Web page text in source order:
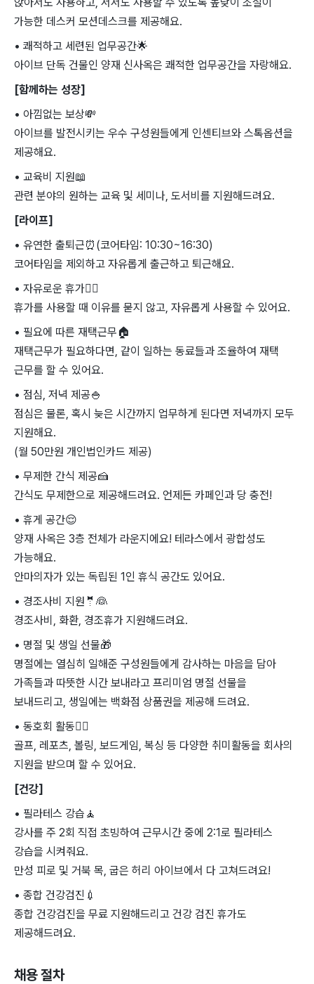
가능한 데스커 모션데스크를 제공해요.
• 쾌적하고 세련된 업무공간🌟
아이브 단독 건물인 양재 신사옥은 쾌적한 업무공간을 자랑해요.
[함께하는 성장]
• 아낌없는 보상💸
아이브를 발전시키는 우수 구성원들에게 인센티브와 스톡옵션을
제공해요.
• 교육비 지원📖
관련 분야의 원하는 교육 및 세미나, 도서비를 지원해드려요.
[라이프]
• 유연한 출퇴근⏰ (코어타임: 10:30~16:30)
코어타임을 제외하고 자유롭게 출근하고 퇴근해요.
• 자유로운 휴가🏄‍♀
휴가를 사용할 때 이유를 묻지 않고, 자유롭게 사용할 수 있어요.
• 필요에 따른 재택근무 🏠
재택근무가 필요하다면, 같이 일하는 동료들과 조율하여 재택
근무를 할 수 있어요.
• 점심, 저녁 제공🍚
점심은 물론, 혹시 늦은 시간까지 업무하게 된다면 저녁까지 모두
지원해요.
(월 50만원 개인법인카드 제공)
• 무제한 간식 제공🍰
간식도 무제한으로 제공해드려요. 언제든 카페인과 당 충전!
• 휴게 공간😌
양재 사옥은 3층 전체가 라운지에요! 테라스에서 광합성도
가능해요.
안마의자가 있는 독립된 1인 휴식 공간도 있어요.
• 경조사비 지원 🤵 👰
경조사비, 화환, 경조휴가 지원해드려요.
• 명절 및 생일 선물🎁
명절에는 열심히 일해준 구성원들에게 감사하는 마음을 담아
가족들과 따뜻한 시간 보내라고 프리미엄 명절 선물을
보내드리고, 생일에는 백화점 상품권을 제공해 드려요.
• 동호회 활동🏄‍♀
골프, 레포츠, 볼링, 보드게임, 복싱 등 다양한 취미활동을 회사의
지원을 받으며 할 수 있어요.
[건강]
• 필라테스 강습 🧘
강사를 주 2회 직접 초빙하여 근무시간 중에 2:1로 필라테스
강습을 시켜줘요.
만성 피로 및 거북 목, 굽은 허리 아이브에서 다 고쳐드려요!
• 종합 건강검진 💉
종합 건강검진을 무료 지원해드리고 건강 검진 휴가도
제공해드려요.
채용 절차